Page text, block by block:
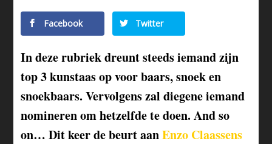
Facebook Twitter
In deze rubriek dreunt steeds iemand zijn
top 3 kunstaas op voor baars, snoek en
snoekbaars. Vervolgens zal diegene iemand
nomineren om hetzelfde te doen. And so
on… Dit keer de beurt aanEnzo Claassens